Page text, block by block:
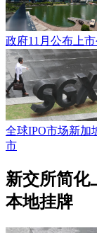
政府11月公布上
全球IPO市场新加
市
新交所简化
本地挂牌